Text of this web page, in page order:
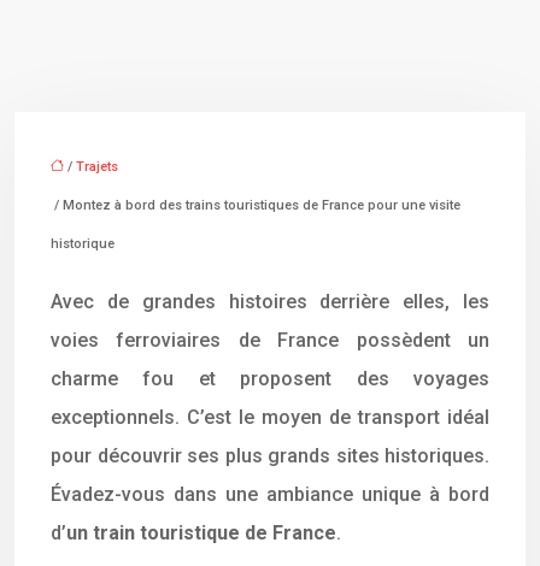
/ Trajets
/ Montez à bord des trains touristiques de France pour une visite
historique
Avec de grandes histoires derrière elles, les
voies ferroviaires de France possèdent un
charme fou et proposent des voyages
exceptionnels. C’est le moyen de transport idéal
pour découvrir ses plus grands sites historiques.
Évadez-vous dans une ambiance unique à bord
d’un train touristique de France.